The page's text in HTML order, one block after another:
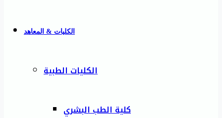
الكليات & المعاهد
الكليات الطبية
كلية الطب البشري